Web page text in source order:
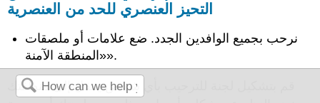
التحيز العنصري للحد من العنصرية
نرحب بجميع الوافدين الجدد. ضع علامات أو ملصقات
«المنطقة الآمنة».
قم بتشكيل لجنة للترحيب بأي شخص ينتقل إلى منطقتك